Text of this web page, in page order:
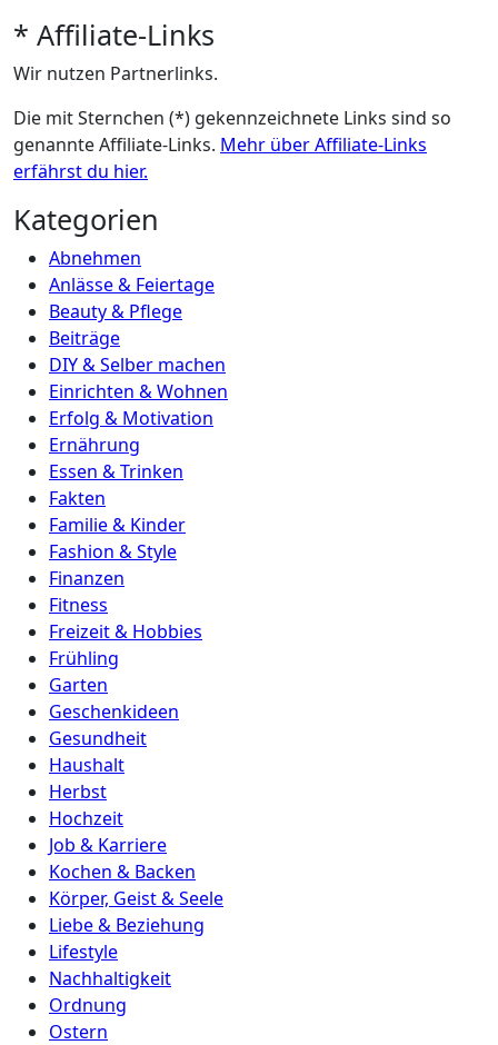
* Affiliate-Links
Wir nutzen Partnerlinks.
Die mit Sternchen (*) gekennzeichnete Links sind so
genannte Affiliate-Links. Mehr über Affiliate-Links
erfährst du hier.
Kategorien
Abnehmen
Anlässe & Feiertage
Beauty & Pflege
Beiträge
DIY & Selber machen
Einrichten & Wohnen
Erfolg & Motivation
Ernährung
Essen & Trinken
Fakten
Familie & Kinder
Fashion & Style
Finanzen
Fitness
Freizeit & Hobbies
Frühling
Garten
Geschenkideen
Gesundheit
Haushalt
Herbst
Hochzeit
Job & Karriere
Kochen & Backen
Körper, Geist & Seele
Liebe & Beziehung
Lifestyle
Nachhaltigkeit
Ordnung
Ostern